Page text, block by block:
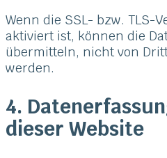
Wenn die SSL- bzw. TLS-
aktiviert ist, können die
übermitteln, nicht von
werden.
4.
dieser Website